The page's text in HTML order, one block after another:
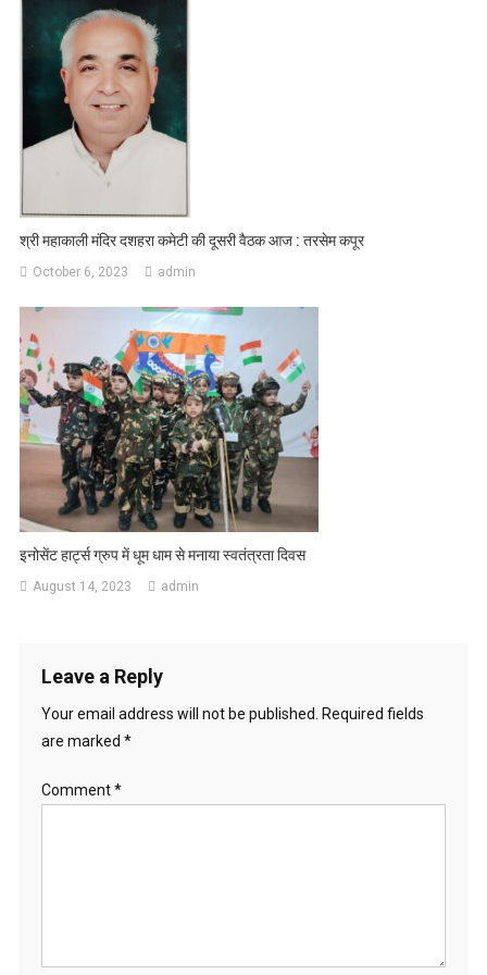
श्री महाकाली मंदिर दशहरा कमेटी की दूसरी वैठक आज : तरसेम कपूर
October 6, 2023 admin
इनोसेंट हार्ट्स ग्रुप में धूम धाम से मनाया स्वतंत्रता दिवस
August 14, 2023 admin
Leave a Reply
Your email address will not be published. Required fields
are marked *
Comment*